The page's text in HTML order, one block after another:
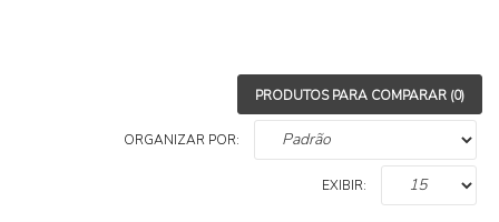
PRODUTOS PARA COMPARAR (0)
ORGANIZAR POR:
EXIBIR: